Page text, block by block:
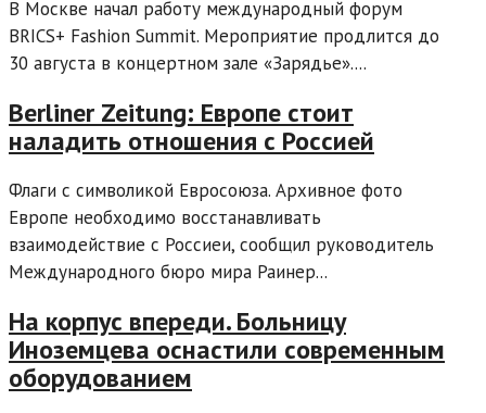
В Москве начал работу международный форум
BRICS+ Fashion Summit. Мероприятие продлится до
30 августа в концертном зале «Зарядье»....
Berliner Zeitung: Европе стоит
наладить отношения с Россией
Флаги с символикой Евросоюза. Архивное фото
Европе необходимо восстанавливать
взаимодействие с Россиеи, сообщил руководитель
Международного бюро мира Раинер...
На корпус впереди. Больницу
Иноземцева оснастили современным
оборудованием